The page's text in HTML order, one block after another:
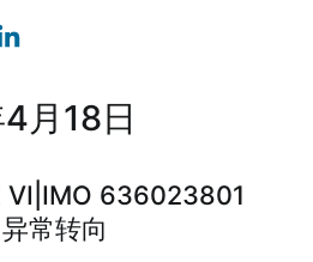
月18日
VI|IMO 636023801
常转向